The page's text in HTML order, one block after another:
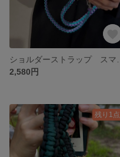
2,580円
残り1点